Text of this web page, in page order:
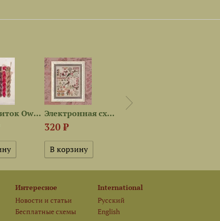
Набор ниток OwlForest для... Электронная схема «Чечётки»
320 ₽
Интересное
Новости и статьи
Бесплатные схемы
International
Русский
English